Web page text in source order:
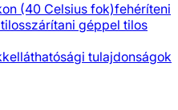
(40 Celsius fok)fehéríteni
szárítani géppel tilos
láthatósági tulajdonságok